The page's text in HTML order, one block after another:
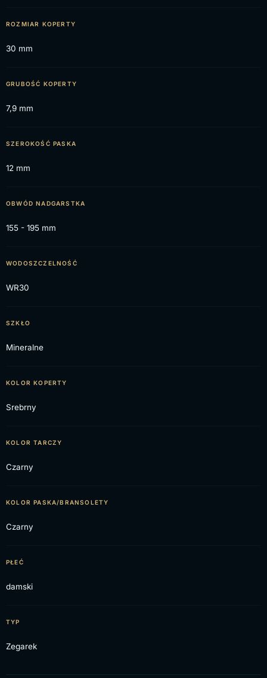
ROZMIAR KOPERTY
30 mm
GRUBOŚĆ KOPERTY
7,9 mm
SZEROKOŚĆ PASKA
12 mm
OBWÓD NADGARSTKA
155 - 195 mm
WODOSZCZELNOŚĆ
WR30
SZKŁO
Mineralne
KOLOR KOPERTY
Srebrny
KOLOR TARCZY
Czarny
KOLOR PASKA/BRANSOLETY
Czarny
PŁEĆ
damski
TYP
Zegarek